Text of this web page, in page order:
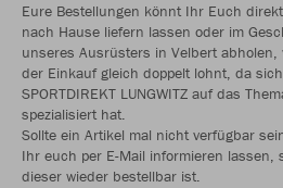
Eure Bestellungen könnt Ihr Euch
nach Hause liefern lassen oder im
unseres Ausrüsters in Velbert abholen,
der Einkauf gleich doppelt lohnt, da sich
SPORTDIREKT LUNGWITZ auf das
spezialisiert hat.
Sollte ein Artikel mal nicht verfügbar
Ihr euch per E-Mail informieren lassen,
dieser wieder bestellbar ist.